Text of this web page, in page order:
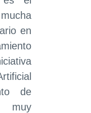
en
de
muy